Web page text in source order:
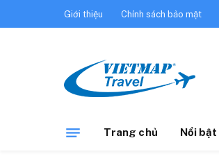
Giới thiệu Chính sách bảo mật
Trang chủ Nổi bật